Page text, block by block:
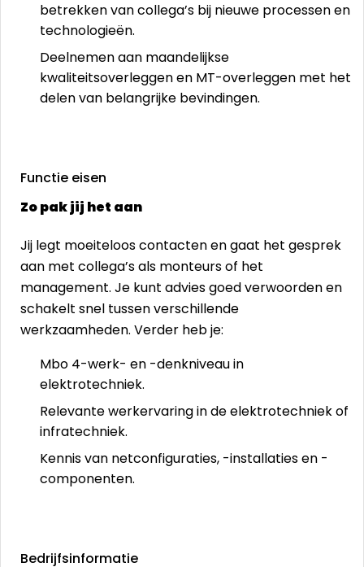
betrekken van collega’s bij nieuwe processen en
technologieën.
Deelnemen aan maandelijkse
kwaliteitsoverleggen en MT-overleggen met het
delen van belangrijke bevindingen.
Functie eisen
Zo pak jij het aan
Jij legt moeiteloos contacten en gaat het gesprek
aan met collega’s als monteurs of het
management. Je kunt advies goed verwoorden en
schakelt snel tussen verschillende
werkzaamheden. Verder heb je:
Mbo 4-werk- en -denkniveau in
elektrotechniek.
Relevante werkervaring in de elektrotechniek of
infratechniek.
Kennis van netconfiguraties, -installaties en -
componenten.
Bedrijfsinformatie